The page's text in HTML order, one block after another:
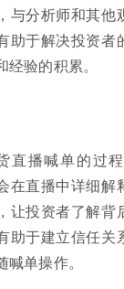
与分析师和其他
助于解决投资者
验的积累。
直播喊单的过
在直播中详细解
让投资者了解背
助于建立信任关
单操作。